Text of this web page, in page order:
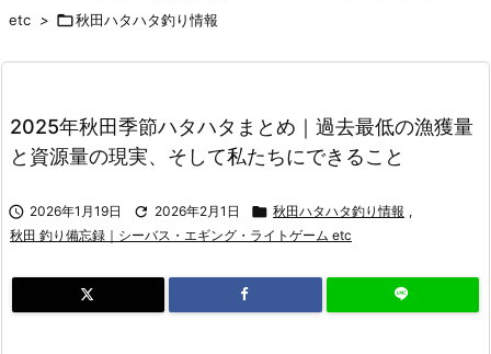
etc > 秋田ハタハタ釣り情報
2025年秋田季節ハタハタまとめ｜過去最低の漁獲量
と資源量の現実、そして私たちにできること
 2026年1月19日  2026年2月1日  秋田ハタハタ釣り情報 ,
秋田 釣り備忘録｜シーバス・エギング・ライトゲーム etc